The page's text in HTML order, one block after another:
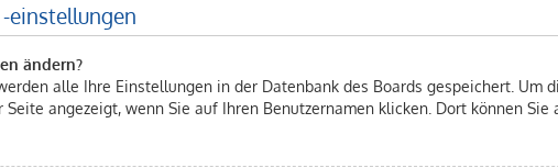
einstellungen
ändern?
alle Ihre Einstellungen in der Datenbank des Boards gespeichert. Um
angezeigt, wenn Sie auf Ihren Benutzernamen klicken. Dort können Sie